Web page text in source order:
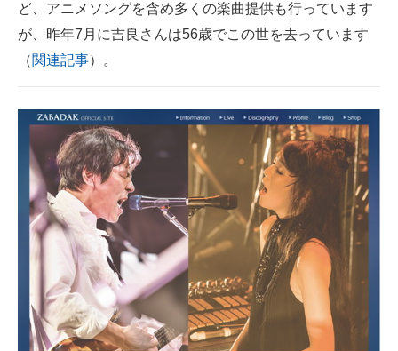
ど、アニメソングを含め多くの楽曲提供も行っています
が、昨年7月に吉良さんは56歳でこの世を去っています
（関連記事）。